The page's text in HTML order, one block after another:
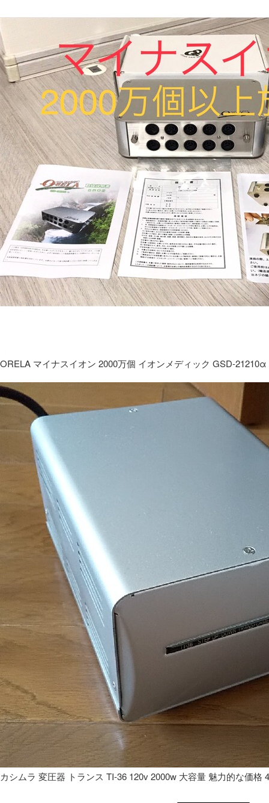
ORELA マイナスイオン 2000万個 イオンメディック GSD-21210α
カシムラ 変圧器 トランス TI-36 120v 2000w 大容量 魅力的な価格